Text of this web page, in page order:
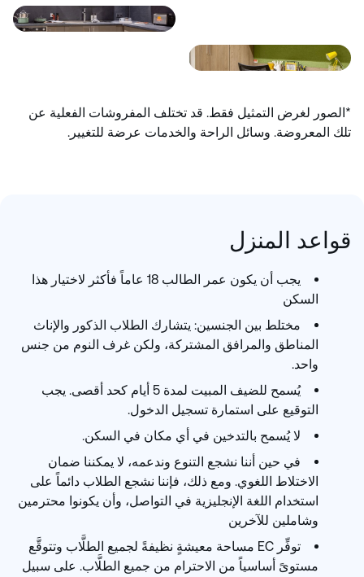
*الصور لغرض التمثيل فقط. قد تختلف المفروشات الفعلية عن
تلك المعروضة. وسائل الراحة والخدمات عرضة للتغيير.
قواعد المنزل
يجب أن يكون عمر الطالب 18 عاماً فأكثر لاختيار هذا
السكن
مختلط بين الجنسين: يتشارك الطلاب الذكور والإناث
المناطق والمرافق المشتركة، ولكن غرف النوم من جنس
واحد.
يُسمح للضيف المبيت لمدة 5 أيام كحد أقصى. يجب
التوقيع على استمارة تسجيل الدخول.
لا يُسمح بالتدخين في أي مكان في السكن.
في حين أننا نشجع التنوع وندعمه، لا يمكننا ضمان
الاختلاط اللغوي. ومع ذلك، فإننا نشجع الطلاب دائماً على
استخدام اللغة الإنجليزية في التواصل، وأن يكونوا محترمين
وشاملين للآخرين
توفِّر EC مساحة معيشةٍ نظيفةً لجميع الطلَّاب وتتوقَّع
مستوىً أساسياً من الاحترام من جميع الطلَّاب. على سبيل